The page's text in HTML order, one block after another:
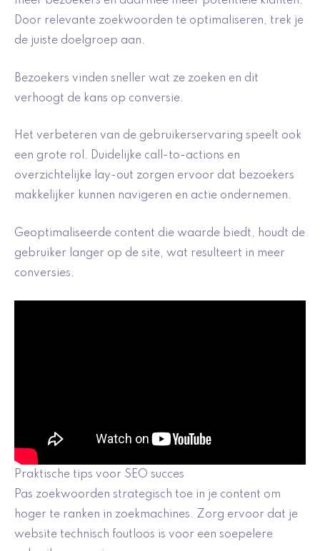
Door relevante zoekwoorden te optimaliseren, trek je
de juiste doelgroep aan.
Bezoekers vinden sneller wat ze zoeken en dit
verhoogt de kans op conversie.
Het verbeteren van de gebruikerservaring speelt ook
een grote rol. Duidelijke call-to-actions en
overzichtelijke lay-out zorgen ervoor dat bezoekers
makkelijker kunnen navigeren en actie ondernemen.
Geoptimaliseerde content die waarde biedt, houdt de
gebruiker langer op de site, wat resulteert in meer
conversies.
Praktische tips voor SEO succes
Pas zoekwoorden strategisch toe in je content om
hoger te ranken in zoekmachines. Zorg ervoor dat je
website technisch foutloos is voor een soepelere